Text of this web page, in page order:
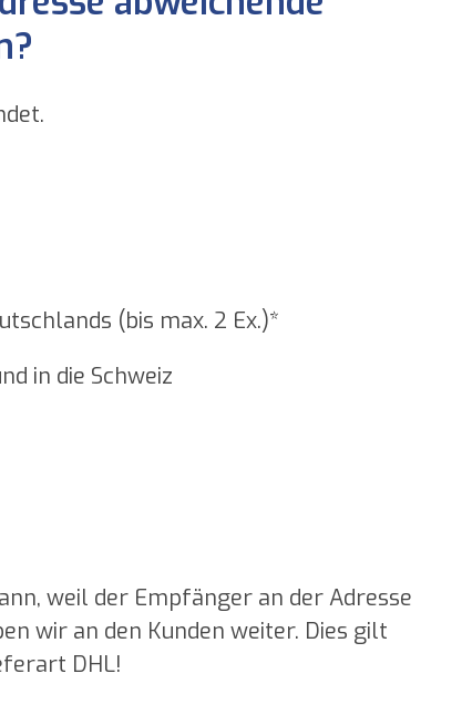
(bis max. 2 Ex.)*
in die Schweiz
weil der Empfänger an der Adresse
wir an den Kunden weiter. Dies gilt
DHL!